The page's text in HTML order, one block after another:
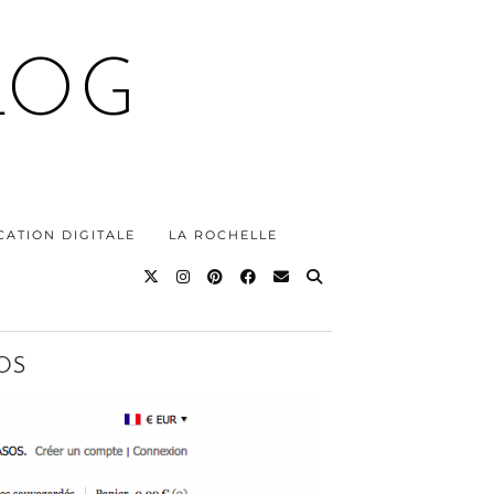
DIGITALE LA ROCHELLE